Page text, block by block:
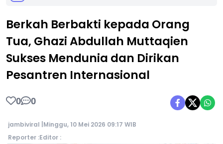
Berkah Berbakti kepada Orang
Tua, Ghazi Abdullah Muttaqien
Sukses Mendunia dan Dirikan
Pesantren Internasional
0 0
jambiviral | Minggu, 10 Mei 2026 09:17 WIB
Reporter :Editor :